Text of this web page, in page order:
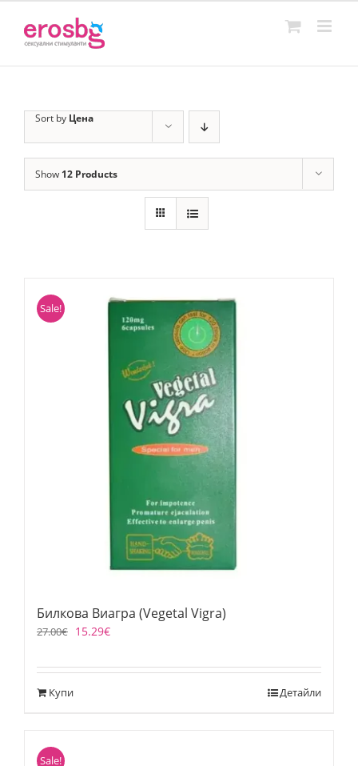
content
Sort by Цена
Show 12 Products
Sale!
Билкова Виагра (Vegetal Vigra)
27.00€ 15.29€
Купи Детайли
Sale!